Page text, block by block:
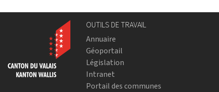
OUTILS DE TRAVAIL
Annuaire
Géoportail
Législation
Intranet
Portail des communes